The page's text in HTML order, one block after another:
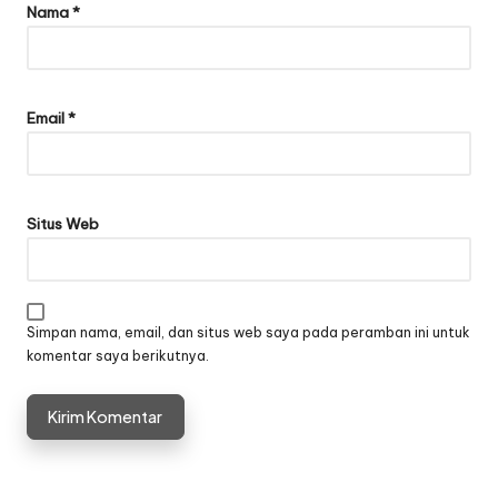
Nama*
Email*
Situs Web
Simpan nama, email, dan situs web saya pada peramban ini untuk
komentar saya berikutnya.